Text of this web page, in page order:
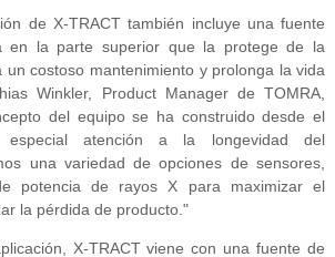
de X-TRACT también incluye una fuente
en la parte superior que la protege de la
un costoso mantenimiento y prolonga la vida
Winkler, Product Manager de TOMRA,
del equipo se ha construido desde el
especial atención a la longevidad del
una variedad de opciones de sensores,
potencia de rayos X para maximizar el
la pérdida de producto."
X-TRACT viene con una fuente de